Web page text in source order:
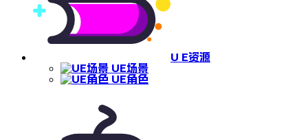
U E资源
UE场景
UE角色